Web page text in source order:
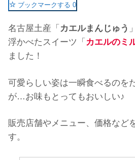
ブックマークする 0
名古屋土産「 カエルまんじゅう
浮かべたスイーツ「 カエルのミ
ました！
可愛らしい姿は一瞬食べるのを
が…お味もとってもおいしい♪
販売店舗やメニュー、価格など
す。